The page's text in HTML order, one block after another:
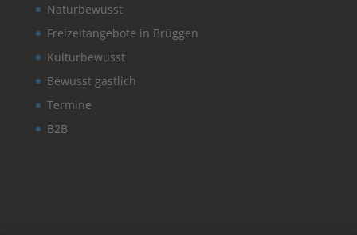
Naturbewusst
Freizeitangebote in Brüggen
Kulturbewusst
Bewusst gastlich
Termine
B2B